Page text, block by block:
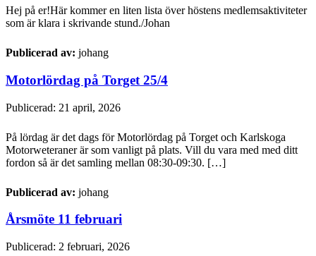
Hej på er!Här kommer en liten lista över höstens medlemsaktiviteter
som är klara i skrivande stund./Johan
Publicerad av: johang
Motorlördag på Torget 25/4
Publicerad: 21 april, 2026
På lördag är det dags för Motorlördag på Torget och Karlskoga
Motorweteraner är som vanligt på plats. Vill du vara med med ditt
fordon så är det samling mellan 08:30-09:30. […]
Publicerad av: johang
Årsmöte 11 februari
Publicerad: 2 februari, 2026